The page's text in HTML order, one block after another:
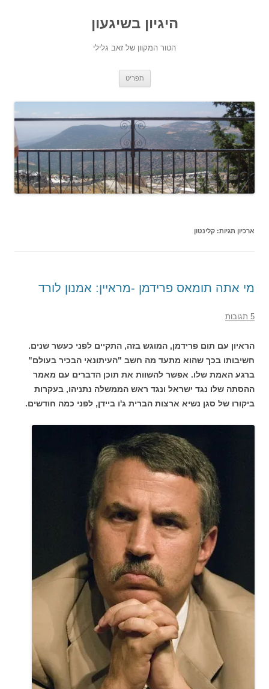
היגיון בשיגעון
הטור המקוון של זאב גלילי
תפריט
ארכיון תגיות: קלינטון
מי אתה תומאס פרידמן -מראיין: אמנון לורד
5 תגובות
הראיון עם תום פרידמן, המוגש בזה, התקיים לפני כעשר שנים.
חשיבותו בכך שהוא מתעד מה חשב "העיתונאי הבכיר בעולם"
ברגע האמת שלו. אפשר להשוות את תוכן הדברים עם מאמר
ההסתה שלו נגד ישראל ונגד ראש הממשלה נתניהו, בעקרות
ביקורו של סגן נשיא ארצות הברית ג'ו ביידן, לפני כמה חודשים.